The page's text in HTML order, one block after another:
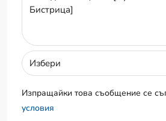
Избери
Изпращайки това съобщение се
условия